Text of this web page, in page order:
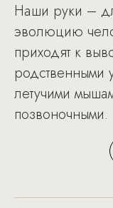
Наши руки –
эволюцию
приходят к
родственными
летучими
позвоночными.